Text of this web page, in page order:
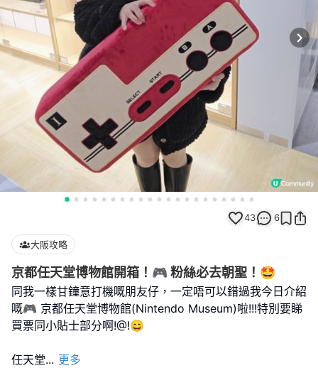
43 6
大阪攻略
京都任天堂博物館開箱！🎮 粉絲必去朝聖！🤩
同我一樣甘鐘意打機嘅朋友仔，一定唔可以錯過我今日介紹
嘅🎮 京都任天堂博物館(Nintendo Museum)啦!!!特別要睇
買票同小貼士部分啊!@!😄
任天堂... 更多